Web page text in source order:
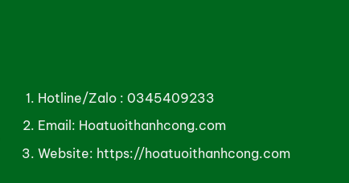
Hotline/Zalo : 0345409233
Email: Hoatuoithanhcong.com
Website: https://hoatuoithanhcong.com